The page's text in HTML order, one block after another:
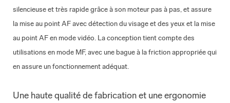
silencieuse et très rapide grâce à son moteur pas à pas, et assure
la mise au point AF avec détection du visage et des yeux et la mise
au point AF en mode vidéo. La conception tient compte des
utilisations en mode MF, avec une bague à la friction appropriée qui
en assure un fonctionnement adéquat.
Une haute qualité de fabrication et une ergonomie